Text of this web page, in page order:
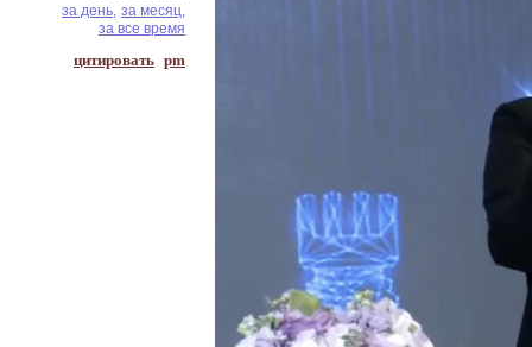
за день, за месяц,
за все время
цитировать pm